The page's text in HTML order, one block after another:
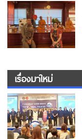
เรื่องมาใหม่